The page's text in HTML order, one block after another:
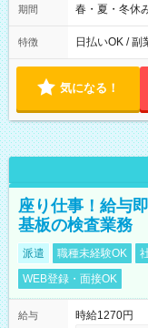
のみ勤務可能で
す。 必ず、2
す。
期間 春・夏・冬休
特徴 日払いOK / 副
気になる！
座り仕事！給与
基板の検査業務
派遣 職種未経験OK
WEB登録・面接OK
給与
時給1270円